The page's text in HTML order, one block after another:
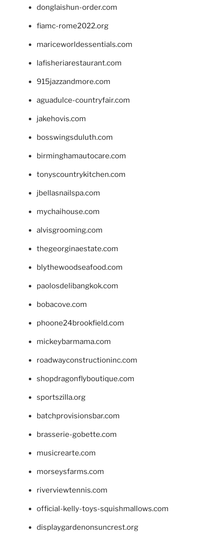
donglaishun-order.com
fiamc-rome2022.org
mariceworldessentials.com
lafisheriarestaurant.com
915jazzandmore.com
aguadulce-countryfair.com
jakehovis.com
bosswingsduluth.com
birminghamautocare.com
tonyscountrykitchen.com
jbellasnailspa.com
mychaihouse.com
alvisgrooming.com
thegeorginaestate.com
blythewoodseafood.com
paolosdelibangkok.com
bobacove.com
phoone24brookfield.com
mickeybarmama.com
roadwayconstructioninc.com
shopdragonflyboutique.com
sportszilla.org
batchprovisionsbar.com
brasserie-gobette.com
musicrearte.com
morseysfarms.com
riverviewtennis.com
official-kelly-toys-squishmallows.com
displaygardenonsuncrest.org